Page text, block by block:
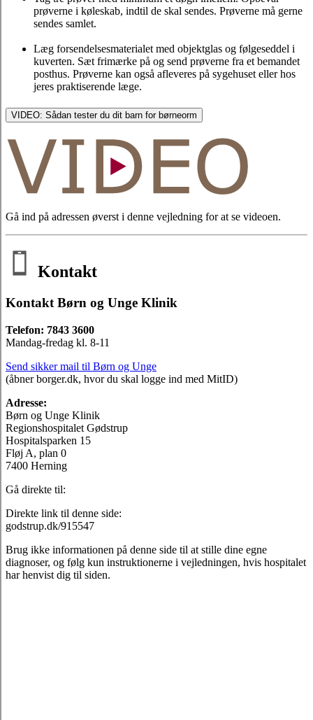
prøverne i køleskab, indtil de skal sendes. Prøverne må gerne
sendes samlet.
Læg forsendelsesmaterialet med objektglas og følgeseddel i
kuverten. Sæt frimærke på og send prøverne fra et bemandet
posthus. Prøverne kan også afleveres på sygehuset eller hos
jeres praktiserende læge.
VIDEO: Sådan tester du dit barn for børneorm
Gå ind på adressen øverst i denne vejledning for at se videoen.
Kontakt
Kontakt Børn og Unge Klinik
Telefon: 7843 3600
Mandag-fredag kl. 8-11
Send sikker mail til Børn og Unge
(åbner borger.dk, hvor du skal logge ind med MitID)
Adresse:
Børn og Unge Klinik
Regionshospitalet Gødstrup
Hospitalsparken 15
Fløj A, plan 0
7400 Herning
Gå direkte til:
Direkte link til denne side:
godstrup.dk/915547
Brug ikke informationen på denne side til at stille dine egne
diagnoser, og følg kun instruktionerne i vejledningen, hvis hospitalet
har henvist dig til siden.